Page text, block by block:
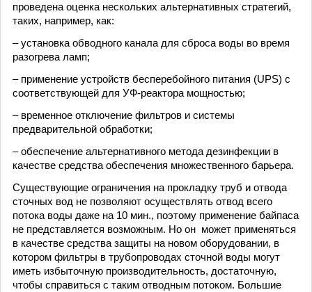
проведена оценка нескольких альтернативных стратегий,
таких, например, как:
– установка обводного канала для сброса воды во время
разогрева ламп;
– применение устройств бесперебойного питания (UPS) с
соответствующей для УФ-реактора мощностью;
– временное отключение фильтров и системы
предварительной обработки;
– обеспечение альтернативного метода дезинфекции в
качестве средства обеспечения множественного барьера.
Существующие ограничения на прокладку труб и отвода
сточных вод не позволяют осуществлять отвод всего
потока воды даже на 10 мин., поэтому применение байпаса
не представляется возможным. Но он может применяться
в качестве средства защиты на новом оборудовании, в
котором фильтры в трубопроводах сточной воды могут
иметь избыточную производительность, достаточную,
чтобы справиться с таким отводным потоком. Большие